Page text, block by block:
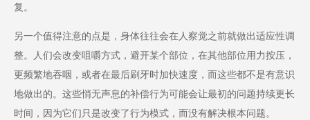
复。
另一个值得注意的点是，身体往往会在人察觉之前就做出适应性调
整。人们会改变咀嚼方式，避开某个部位，在其他部位用力按压，
更频繁地吞咽，或者在最后刷牙时加快速度，而这些都不是有意识
地做出的。这些悄无声息的补偿行为可能会让最初的问题持续更长
时间，因为它们只是改变了行为模式，而没有解决根本问题。